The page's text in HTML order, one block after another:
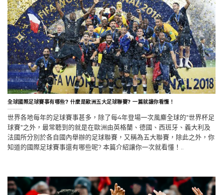
世界各地每年的足球賽事甚多，除了每4年登場一次風麋全球的"世界杯足
球賽"之外，最常聽到的就是在歐洲由英格蘭、德國、西班牙、義大利及
法國所分別於各自國內舉辦的足球聯賽，又稱為五大聯賽，除此之外，你
知道的國際足球賽事還有哪些呢? 本篇介紹讓你一次就看懂！..